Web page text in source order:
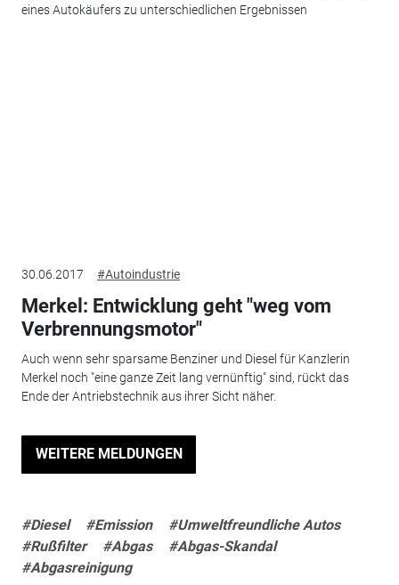
eines Autokäufers zu unterschiedlichen Ergebnissen
30.06.2017 #Autoindustrie
Merkel: Entwicklung geht "weg vom
Verbrennungsmotor"
Auch wenn sehr sparsame Benziner und Diesel für Kanzlerin
Merkel noch "eine ganze Zeit lang vernünftig" sind, rückt das
Ende der Antriebstechnik aus ihrer Sicht näher.
WEITERE MELDUNGEN
#Diesel #Emission
#Umweltfreundliche Autos
#Rußfilter
#Abgas
#Abgas-Skandal
#Abgasreinigung